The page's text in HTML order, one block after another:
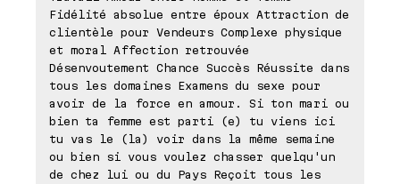
Fidélité absolue entre époux Attraction de
clientèle pour Vendeurs Complexe physique
et moral Affection retrouvée
Désenvoutement Chance Succès Réussite dans
tous les domaines Examens du sexe pour
avoir de la force en amour. Si ton mari ou
bien ta femme est parti (e) tu viens ici
tu vas le (la) voir dans la même semaine
ou bien si vous voulez chasser quelqu'un
de chez lui ou du Pays Reçoit tous les